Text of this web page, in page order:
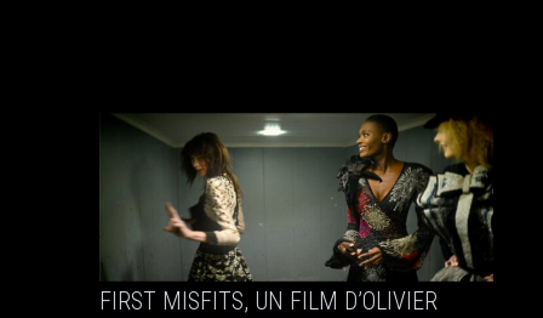
FIRST MISFITS, UN FILM D’OLIVIER